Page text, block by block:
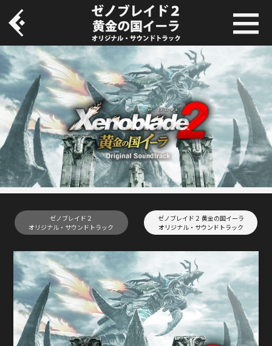
ゼノブレイド２
オリジナル・サウンドトラック
ゼノブレイド２ 黄金の国イーラ
オリジナル・サウンドトラック